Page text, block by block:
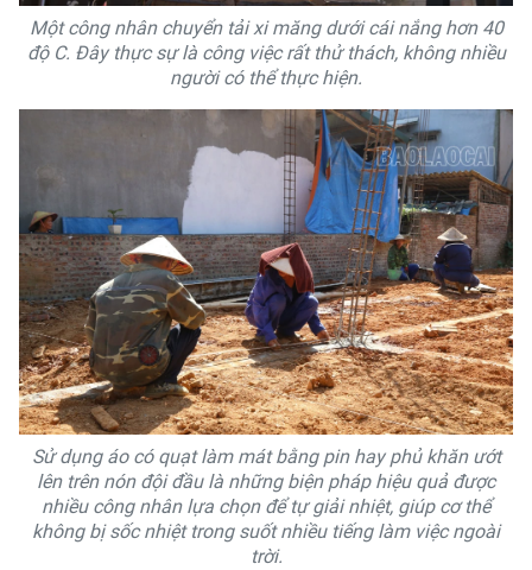
Một công nhân chuyển tải xi măng dưới cái nắng hơn 40
độ C. Đây thực sự là công việc rất thử thách, không nhiều
người có thể thực hiện.
Sử dụng áo có quạt làm mát bằng pin hay phủ khăn ướt
lên trên nón đội đầu là những biện pháp hiệu quả được
nhiều công nhân lựa chọn để tự giải nhiệt, giúp cơ thể
không bị sốc nhiệt trong suốt nhiều tiếng làm việc ngoài
trời.